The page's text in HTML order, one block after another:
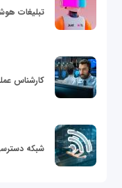
تبلیغات
کارشناس
شبکه